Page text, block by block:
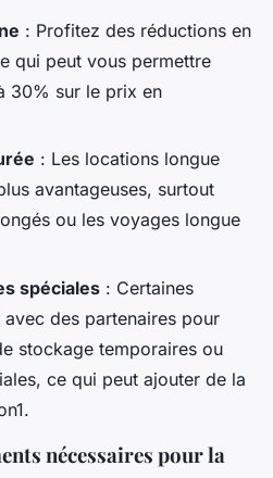
: Profitez des réductions en
qui peut vous permettre
30% sur le prix en
: Les locations longue
avantageuses, surtout
ou les voyages longue
spéciales : Certaines
des partenaires pour
stockage temporaires ou
ce qui peut ajouter de la
nécessaires pour la